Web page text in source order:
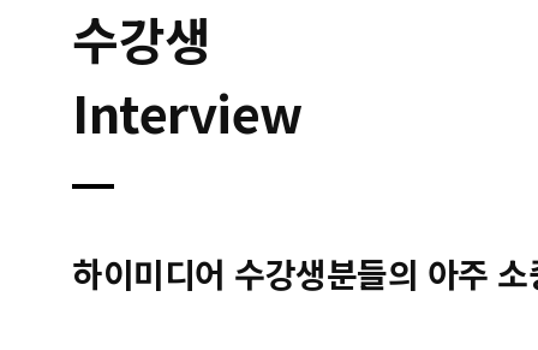
수강생
Interview
하이미디어 수강생분들의 아주